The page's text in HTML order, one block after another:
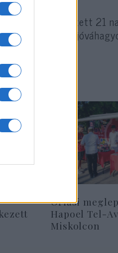
helyett bevezetett 21
a Hamász
Óriási
Hapoel Tel-
Miskolcon